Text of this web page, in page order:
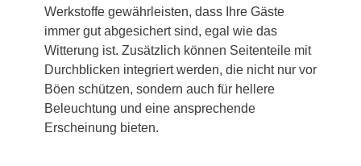
Werkstoffe gewährleisten, dass Ihre Gäste
immer gut abgesichert sind, egal wie das
Witterung ist. Zusätzlich können Seitenteile mit
Durchblicken integriert werden, die nicht nur vor
Böen schützen, sondern auch für hellere
Beleuchtung und eine ansprechende
Erscheinung bieten.